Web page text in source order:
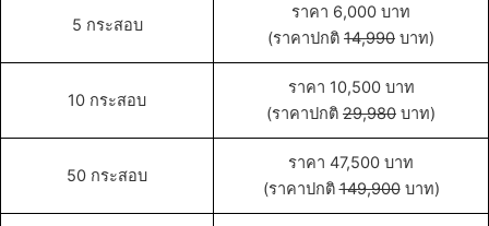
5 กระสอบ
ราคา 6,000 บาท
(ราคาปกติ 14,990 บาท)
10 กระสอบ
ราคา 10,500 บาท
(ราคาปกติ 29,980 บาท)
50 กระสอบ
ราคา 47,500 บาท
(ราคาปกติ149,900บาท)